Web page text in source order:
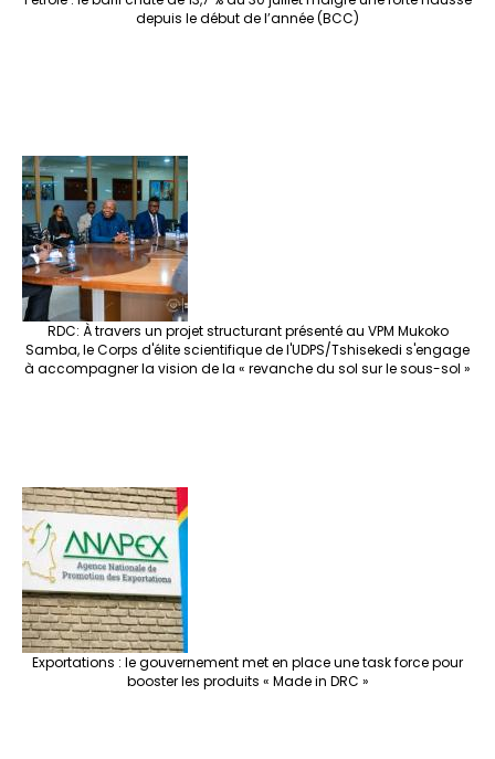
depuis le début de l’année (BCC)
RDC: À travers un projet structurant présenté au VPM Mukoko
Samba, le Corps d'élite scientifique de l'UDPS/Tshisekedi s'engage
à accompagner la vision de la « revanche du sol sur le sous-sol »
Exportations : le gouvernement met en place une task force pour
booster les produits « Made in DRC »